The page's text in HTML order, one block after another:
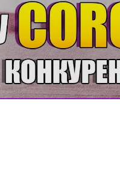
Pro изготовлен из
больших кнопок